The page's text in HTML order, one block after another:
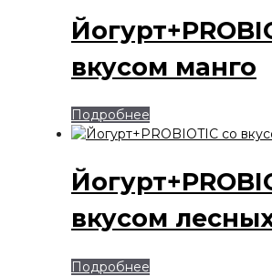
вкусом манго
Подробнее
вкусом
Подробнее